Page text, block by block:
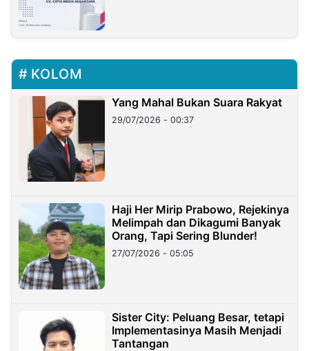
KOLOM
Yang Mahal Bukan Suara Rakyat
29/07/2026 - 00:37
Haji Her Mirip Prabowo, Rejekinya
Melimpah dan Dikagumi Banyak
Orang, Tapi Sering Blunder!
27/07/2026 - 05:05
Sister City: Peluang Besar, tetapi
Implementasinya Masih Menjadi
Tantangan